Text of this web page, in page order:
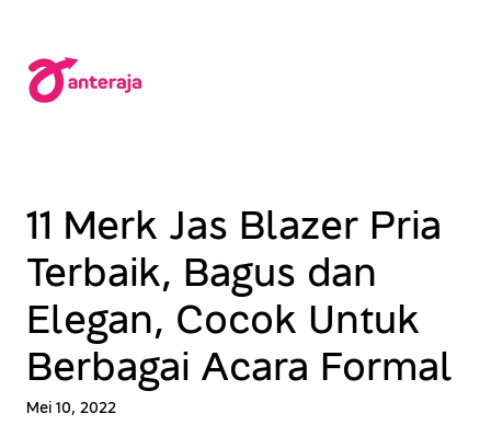
konten
11 Merk Jas Blazer Pria
Terbaik, Bagus dan
Elegan, Cocok Untuk
Berbagai Acara Formal
Mei 10, 2022